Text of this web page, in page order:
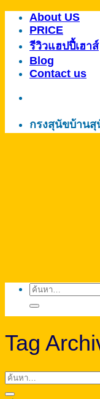
ข้าม
เนื้อหา
About US
PRICE
รีวิวแฮปปี้เฮาส์
Blog
Contact us
กรงสุนัขบ้านสุ
ค้นหา:
Tag